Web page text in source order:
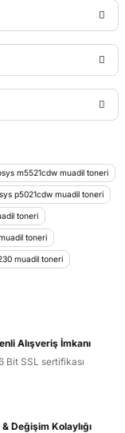
ve diğer
formunu
m5521cdw muadil toneri
p5021cdw muadil toneri
toneri
toneri
muadil toneri
Alışveriş İmkanı
Bit SSL sertifikası
Değişim Kolaylığı